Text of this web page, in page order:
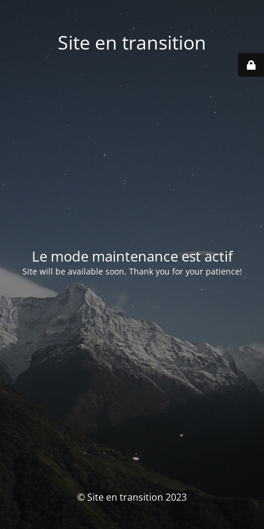
Site en transition
Le mode maintenance est actif
Site will be available soon. Thank you for your patience!
© Site en transition 2023